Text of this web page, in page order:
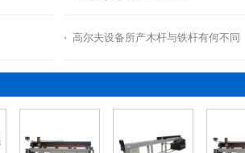
高尔夫设备所产木杆与铁杆有何不同